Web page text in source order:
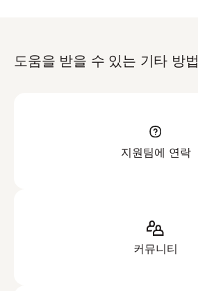
도움을 받을 수 있는 기타 방법
지원팀에 연락
커뮤니티